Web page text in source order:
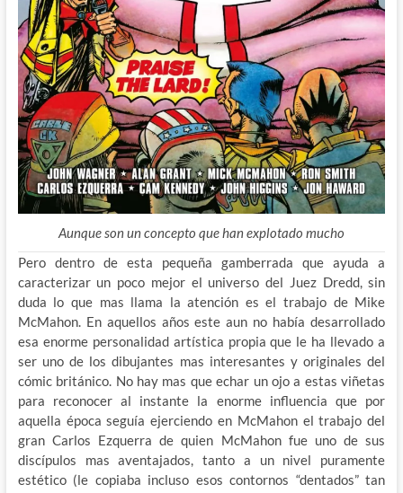
Aunque son un concepto que han explotado mucho
Pero dentro de esta pequeña gamberrada que ayuda a
caracterizar un poco mejor el universo del Juez Dredd, sin
duda lo que mas llama la atención es el trabajo de Mike
McMahon. En aquellos años este aun no había desarrollado
esa enorme personalidad artística propia que le ha llevado a
ser uno de los dibujantes mas interesantes y originales del
cómic británico. No hay mas que echar un ojo a estas viñetas
para reconocer al instante la enorme influencia que por
aquella época seguía ejerciendo en McMahon el trabajo del
gran Carlos Ezquerra de quien McMahon fue uno de sus
discípulos mas aventajados, tanto a un nivel puramente
estético (le copiaba incluso esos contornos “dentados” tan